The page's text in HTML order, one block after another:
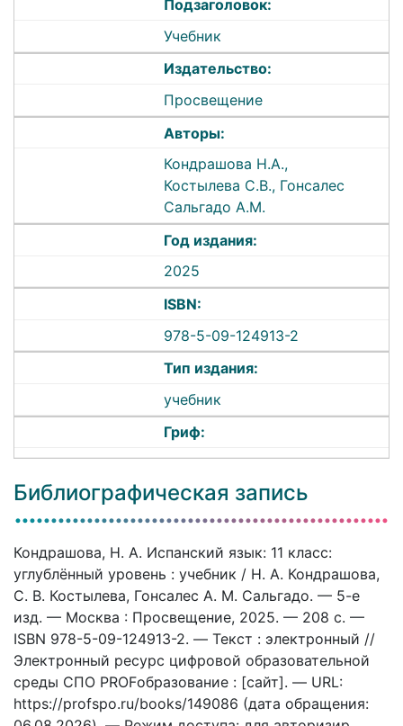
Подзаголовок:
Учебник
Издательство:
Просвещение
Авторы:
Кондрашова Н.А.,
Костылева C.В., Гонсалес
Сальгадо А.М.
Год издания:
2025
ISBN:
978-5-09-124913-2
Тип издания:
учебник
Гриф:
Библиографическая запись
Кондрашова, Н. А. Испанский язык: 11 класс:
углублённый уровень : учебник / Н. А. Кондрашова,
C. В. Костылева, Гонсалес А. М. Сальгадо. — 5-е
изд. — Москва : Просвещение, 2025. — 208 c. —
ISBN 978-5-09-124913-2. — Текст : электронный //
Электронный ресурс цифровой образовательной
среды СПО PROFобразование : [сайт]. — URL:
https://profspo.ru/books/149086 (дата обращения: